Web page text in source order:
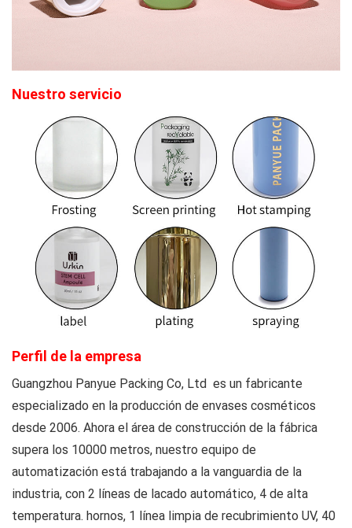
Nuestro servicio
Perfil de la empresa
Guangzhou Panyue Packing Co, Ltd es un fabricante
especializado en la producción de envases cosméticos
desde 2006. Ahora el área de construcción de la fábrica
supera los 10000 metros, nuestro equipo de
automatización está trabajando a la vanguardia de la
industria, con 2 líneas de lacado automático, 4 de alta
temperatura. hornos, 1 línea limpia de recubrimiento UV, 40